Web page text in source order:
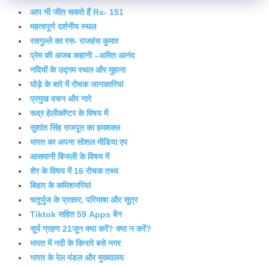
आप भी जीत सकते हैं Rs- 151
महत्वपूर्ण दर्शनीय स्थल
रसगुल्ले का रस- राजहंस कुमार
प्रेम की अजब कहानी –अमित आनंद
नदियों के उद्गम स्थल और मुहाना
घोड़े के बारे में रोचक जानकारियां
प्रमुख वचन और नारे
रूद्र हेलीकॉप्टर के विषय में
सुशांत सिंह राजपूत का हमशक्ल
भारत का अपना सोशल मीडिया एप
आसमानी बिजली के विषय में
शेर के विषय में 16 रोचक तथ्य
बिहार के कमिशनरियां
चतुर्भुज के प्रकार, परिभाषा और सूत्र
Tiktok सहित 59 Apps बैन
सूर्य ग्रहण 21जून क्या करें? क्या न करें?
भारत में नदी के किनारे बसे नगर
भारत के रेल मंडल और मुख्यालय